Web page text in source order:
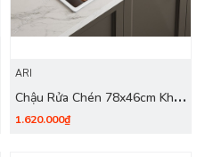
ARI
Chậu Rửa Chén 78x46cm Khay
Thớt Dày 4.0mm - inox 304
1.620.000₫